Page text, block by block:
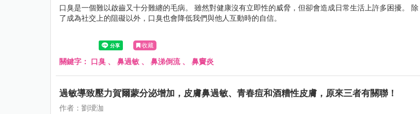
口臭是一個難以啟齒又十分難纏的毛病。 雖然對健康沒有立即性的威脅，但卻會造成日常生活上許多困擾。 除
了成為社交上的阻礙以外，口臭也會降低我們與他人互動時的自信。
收藏
關鍵字： 口臭 、 鼻過敏 、 鼻涕倒流、 鼻竇炎
過敏導致壓力賀爾蒙分泌增加，皮膚鼻過敏、青春痘和酒糟性皮膚，原來三者有關聯！
作者：劉璦泇